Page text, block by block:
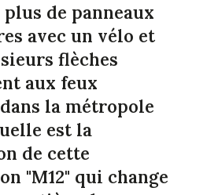
de panneaux
avec un vélo et
flèches
aux feux
la métropole
est la
de cette
"M12" qui change